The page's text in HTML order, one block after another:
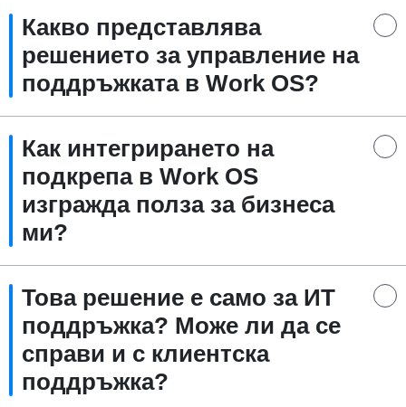
Какво представлява
решението за управление на
поддръжката в Work OS?
Как интегрирането на
подкрепа в Work OS
изгражда полза за бизнеса
ми?
Това решение е само за ИТ
поддръжка? Може ли да се
справи и с клиентска
поддръжка?